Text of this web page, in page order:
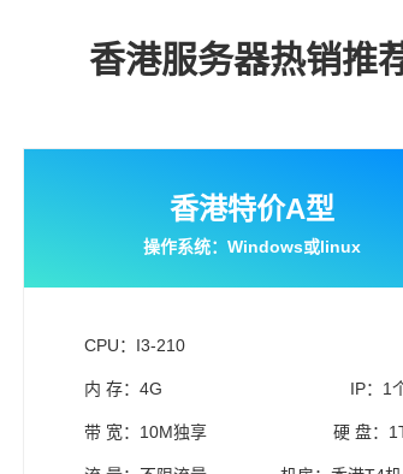
香港服务器热销推
香港特价A型
操作系统：Windows或linux
CPU：I3-210
内 存：4G IP：1
带 宽：10M独享 硬 盘：